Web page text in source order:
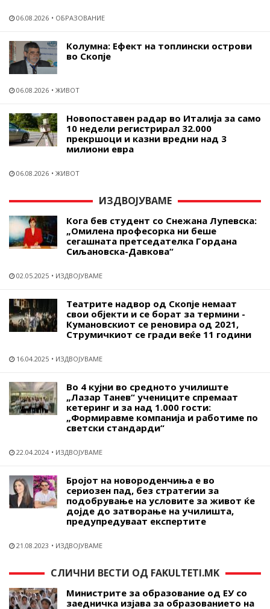
06.08.2026 ОБРАЗОВАНИЕ
Колумна: Ефект на топлински острови
во Скопје
06.08.2026 ЖИВОТ
Новопоставен радар во Италија за само
10 недели регистрирал 32.000
прекршоци и казни вредни над 3
милиони евра
06.08.2026 ЖИВОТ
ИЗДВОЈУВАМЕ
Кога бев студент со Снежана Лупевска:
„Омилена професорка ни беше
сегашната претседателка Гордана
Сиљановска-Давкова“
02.05.2025 ИЗДВОЈУВАМЕ
Театрите надвор од Скопје немаат
свои објекти и се борат за термини -
Кумановскиот се реновира од 2021,
Струмичкиот се гради веќе 11 години
16.04.2025 ИЗДВОЈУВАМЕ
Во 4 кујни во средното училиште
„Лазар Танев“ учениците спремаат
кетеринг и за над 1.000 гости:
„Формиравме компанија и работиме по
светски стандарди“
22.04.2024 ИЗДВОЈУВАМЕ
Бројот на новороденчиња е во
сериозен пад, без стратегии за
подобрување на условите за живот ќе
дојде до затворање на училишта,
предупредуваат експертите
21.08.2023 ИЗДВОЈУВАМЕ
СЛИЧНИ ВЕСТИ ОД FAKULTETI.MK
Министрите за образование од ЕУ со
заедничка изјава за образованието на